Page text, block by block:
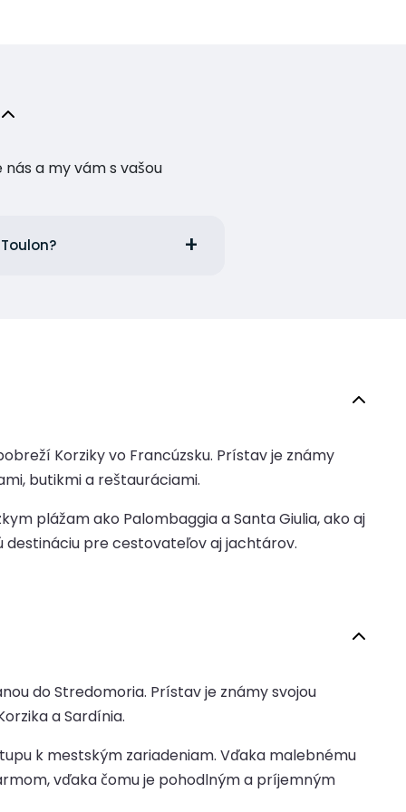
a my vám s vašou
Korziky vo Francúzsku. Prístav je známy
butikmi a reštauráciami.
plážam ako Palombaggia a Santa Giulia, ako aj
pre cestovateľov aj jachtárov.
do Stredomoria. Prístav je známy svojou
a Sardínia.
k mestským zariadeniam. Vďaka malebnému
vďaka čomu je pohodlným a príjemným